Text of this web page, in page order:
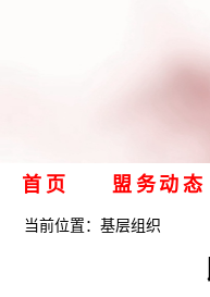
首页 盟务动态
当前位置： 基层组织